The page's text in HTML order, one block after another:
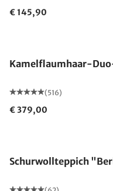
€ 145,90
Kamelflaumhaar-
(516)
€ 379,00
Schurwollteppich